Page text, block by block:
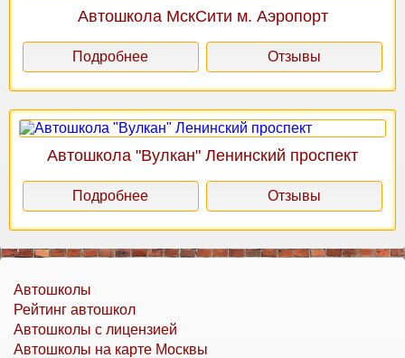
Автошкола МскСити м. Аэропорт
Подробнее Отзывы
Автошкола "Вулкан" Ленинский проспект
Подробнее Отзывы
Автошколы
Рейтинг автошкол
Автошколы с лицензией
Автошколы на карте Москвы